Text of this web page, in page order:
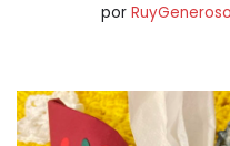
por RuyGeneroso